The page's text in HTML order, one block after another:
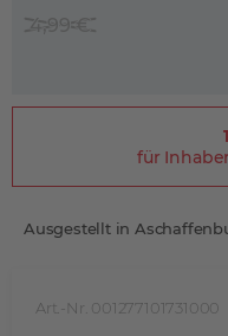
Art.-Nr. 001277101731000
für
Ausgestellt in